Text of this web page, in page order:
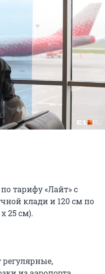
тарифу «Лайт» с
клади и 120 см по
25 см).